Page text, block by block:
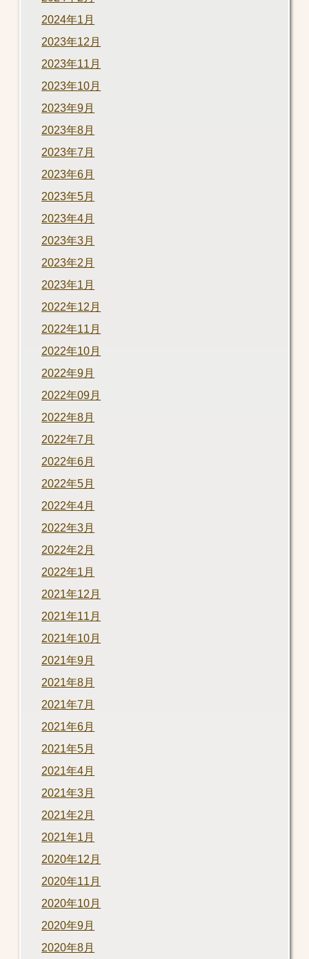
2024年1月
2023年12月
2023年11月
2023年10月
2023年9月
2023年8月
2023年7月
2023年6月
2023年5月
2023年4月
2023年3月
2023年2月
2023年1月
2022年12月
2022年11月
2022年10月
2022年9月
2022年09月
2022年8月
2022年7月
2022年6月
2022年5月
2022年4月
2022年3月
2022年2月
2022年1月
2021年12月
2021年11月
2021年10月
2021年9月
2021年8月
2021年7月
2021年6月
2021年5月
2021年4月
2021年3月
2021年2月
2021年1月
2020年12月
2020年11月
2020年10月
2020年9月
2020年8月